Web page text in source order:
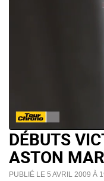
DÉBUTS
ASTON
PUBLIÉ LE 5 AVRIL 2009 À